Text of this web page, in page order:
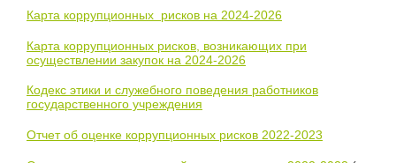
Карта коррупционных рисков на 2024-2026
Карта коррупционных рисков, возникающих при
осуществлении закупок на 2024-2026
Кодекс этики и служебного поведения работников
государственного учреждения
Отчет об оценке коррупционных рисков 2022-2023